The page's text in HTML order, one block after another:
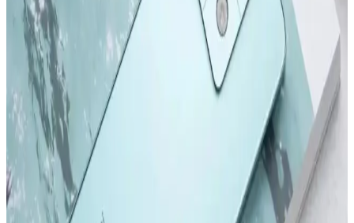
2022 ve sonrası iPhone modelleri, tasarım ve performans alanında
önemli adımlar atıyor. Yeni modeller ve teknolojik gelişmelerle ilgili
detaylar, kullanıcıların bilinçli tercihler yapmasını sağlıyor.
Samsung Galaxy S24 ve S24 Ultra Karşılaştırması:
Özellikler ve Kullanıcı Deneyimleri
Samsung Galaxy S24 ve S24 Ultra modellerinin tasarım, ekran,
kamera ve performans özelliklerini karşılaştırıyoruz. Güncellemeler
ve kullanıcı deneyimleriyle ilgili önemli bilgiler içerir.
Redmi Note 11 Pro ve Redmi Note 12 Pro
Karşılaştırması: Özellikler ve Farklar